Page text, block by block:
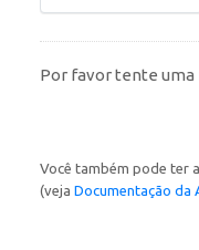
Por favor tente uma
Você também pode ter
(veja Documentação da